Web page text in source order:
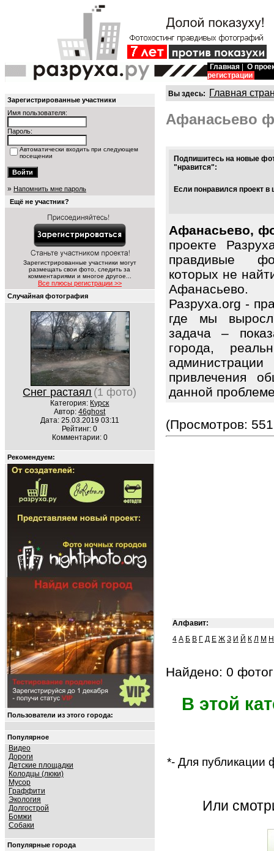
Главная
О
регистрации
Зарегистрированные участники
Имя пользователя:
Пароль:
Автоматически входить при следующем
посещении
» Напомнить мне пароль
Ещё не участник?
Зарегистрированные участники могут
размещать свои фото, следить за
комментариями и многое другое...
Все плюсы регистрации >>
Случайная фотография
Снег растаял (1 фото)
Категория: Курск
Автор:46ghost
Дата: 25.03.2019 03:11
Рейтинг: 0
Комментарии: 0
Рекомендуем:
Пользователи из этого города:
Популярное
Видео
Дороги
Детские площадки
Колодцы (люки)
Мусор
Граффити
Экология
Долгострой
Бомжи
Собаки
Популярные города
Вы здесь: Главная
Афанасьево
Подпишитесь на новые
"нравится":
Если понравился проект
Афанасьево,
проекте
правдивые
которых не
Афанасьево.
Разруха.org -
где мы
задача –
города,
привлечения
данной
(Просмотров:
Алфавит:
4 А Б В Г Д Е Ж З И Й К Л М Н
Найдено: 0
В этой
*- Для публикации
Или